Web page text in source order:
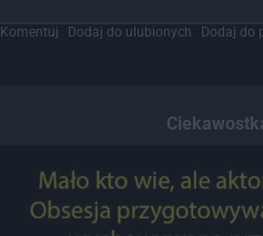
Komentuj Dodaj do ulubionych Dodaj do